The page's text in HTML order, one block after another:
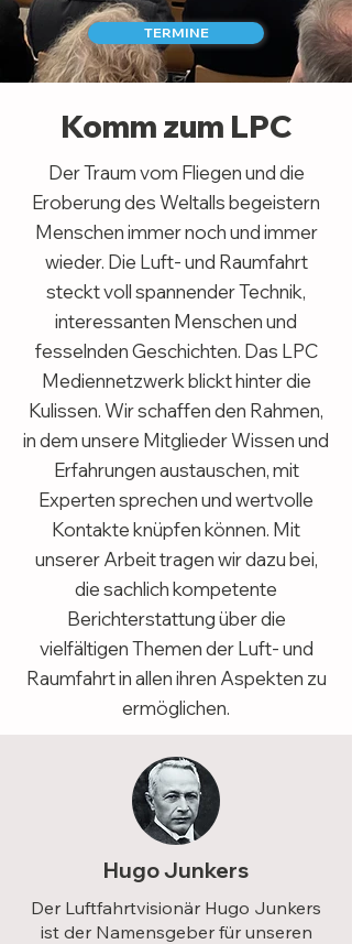
TERMINE
Komm zum LPC
Der Traum vom Fliegen und die
Eroberung des Weltalls begeistern
Menschen immer noch und immer
wieder. Die Luft- und Raumfahrt
steckt voll spannender Technik,
interessanten Menschen und
fesselnden Geschichten. Das LPC
Mediennetzwerk blickt hinter die
Kulissen. Wir schaffen den Rahmen,
in dem unsere Mitglieder Wissen und
Erfahrungen austauschen, mit
Experten sprechen und wertvolle
Kontakte knüpfen können. Mit
unserer Arbeit tragen wir dazu bei,
die sachlich kompetente
Berichterstattung über die
vielfältigen Themen der Luft- und
Raumfahrt in allen ihren Aspekten zu
ermöglichen.
Hugo Junkers
Der Luftfahrtvisionär Hugo Junkers
ist der Namensgeber für unseren